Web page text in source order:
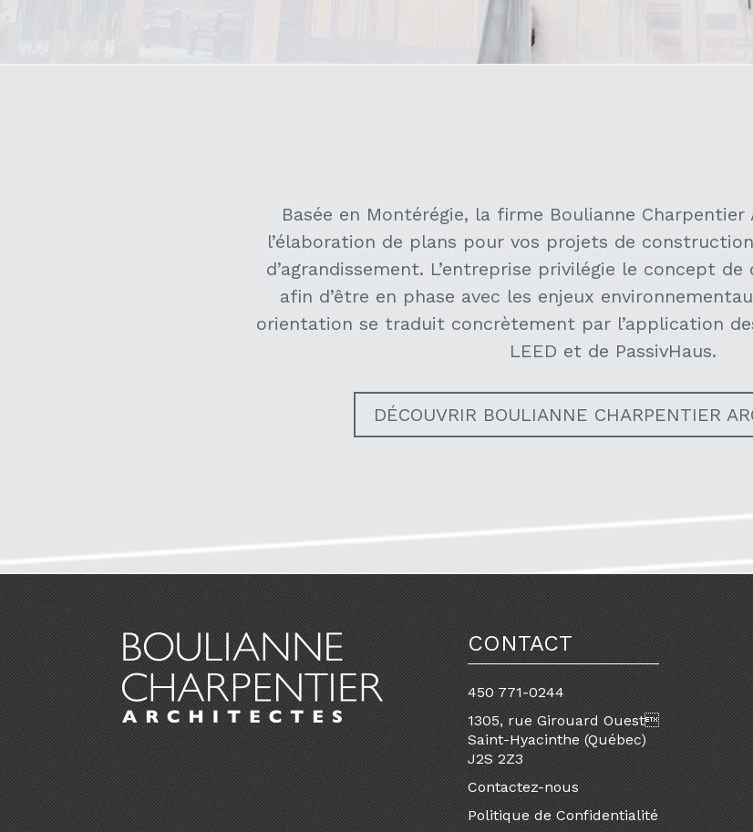
Basée en Montérégie, la firme Boulianne
l’élaboration de plans pour vos projets de
d’agrandissement. L’entreprise privilégie le concept
afin d’être en phase avec les enjeux
orientation se traduit concrètement par l’application
LEED et de PassivHaus.
DÉCOUVRIR BOULIANNE CHARPENTIER
CONTACT
450 771-0244
1305, rue Girouard Ouest
Saint-Hyacinthe (Québec)
J2S 2Z3
Contactez-nous
Politique de Confidentialité